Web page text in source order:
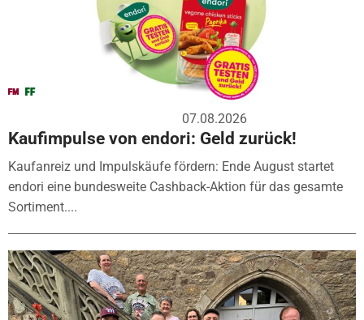
07.08.2026
Kaufimpulse von endori: Geld zurück!
Kaufanreiz und Impulskäufe fördern: Ende August startet
endori eine bundesweite Cashback-Aktion für das gesamte
Sortiment....